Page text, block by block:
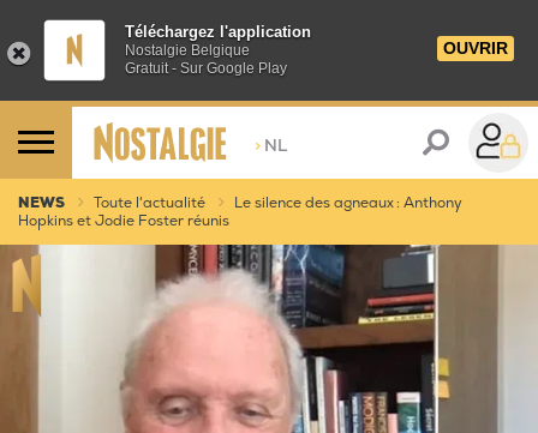
Téléchargez l'application
Nostalgie Belgique
Gratuit - Sur Google Play
OUVRIR
> NL
NEWS Toute l'actualité
Le silence des agneaux : Anthony
Hopkins et Jodie Foster réunis